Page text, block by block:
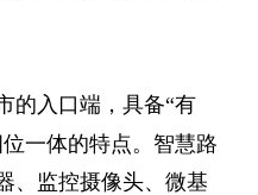
的入口端，具备“有
一体的特点。智慧路
、监控摄像头、微基